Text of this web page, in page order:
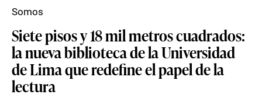
Siete pisos y 18 mil metros cuadrados:
la nueva biblioteca de la Universidad
de Lima que redefine el papel de la
lectura
Somos